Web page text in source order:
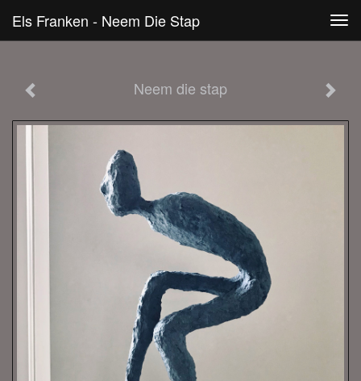
Els Franken - Neem Die Stap
Neem die stap